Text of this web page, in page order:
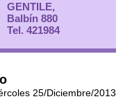
GENTILE,
Balbín 880
Tel. 421984
25/Diciembre/2013